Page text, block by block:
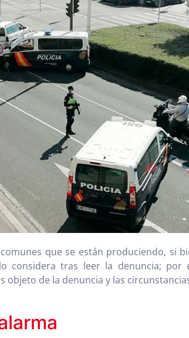
que se están produciendo, si
considera tras leer la denuncia; por
objeto de la denuncia y las